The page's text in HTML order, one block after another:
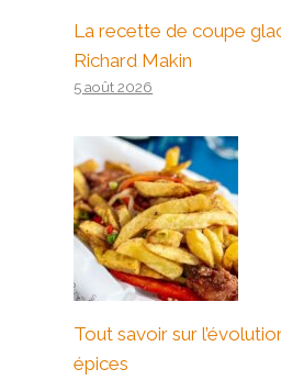
La recette de coupe
Richard Makin
5 août 2026
Tout savoir sur
épices